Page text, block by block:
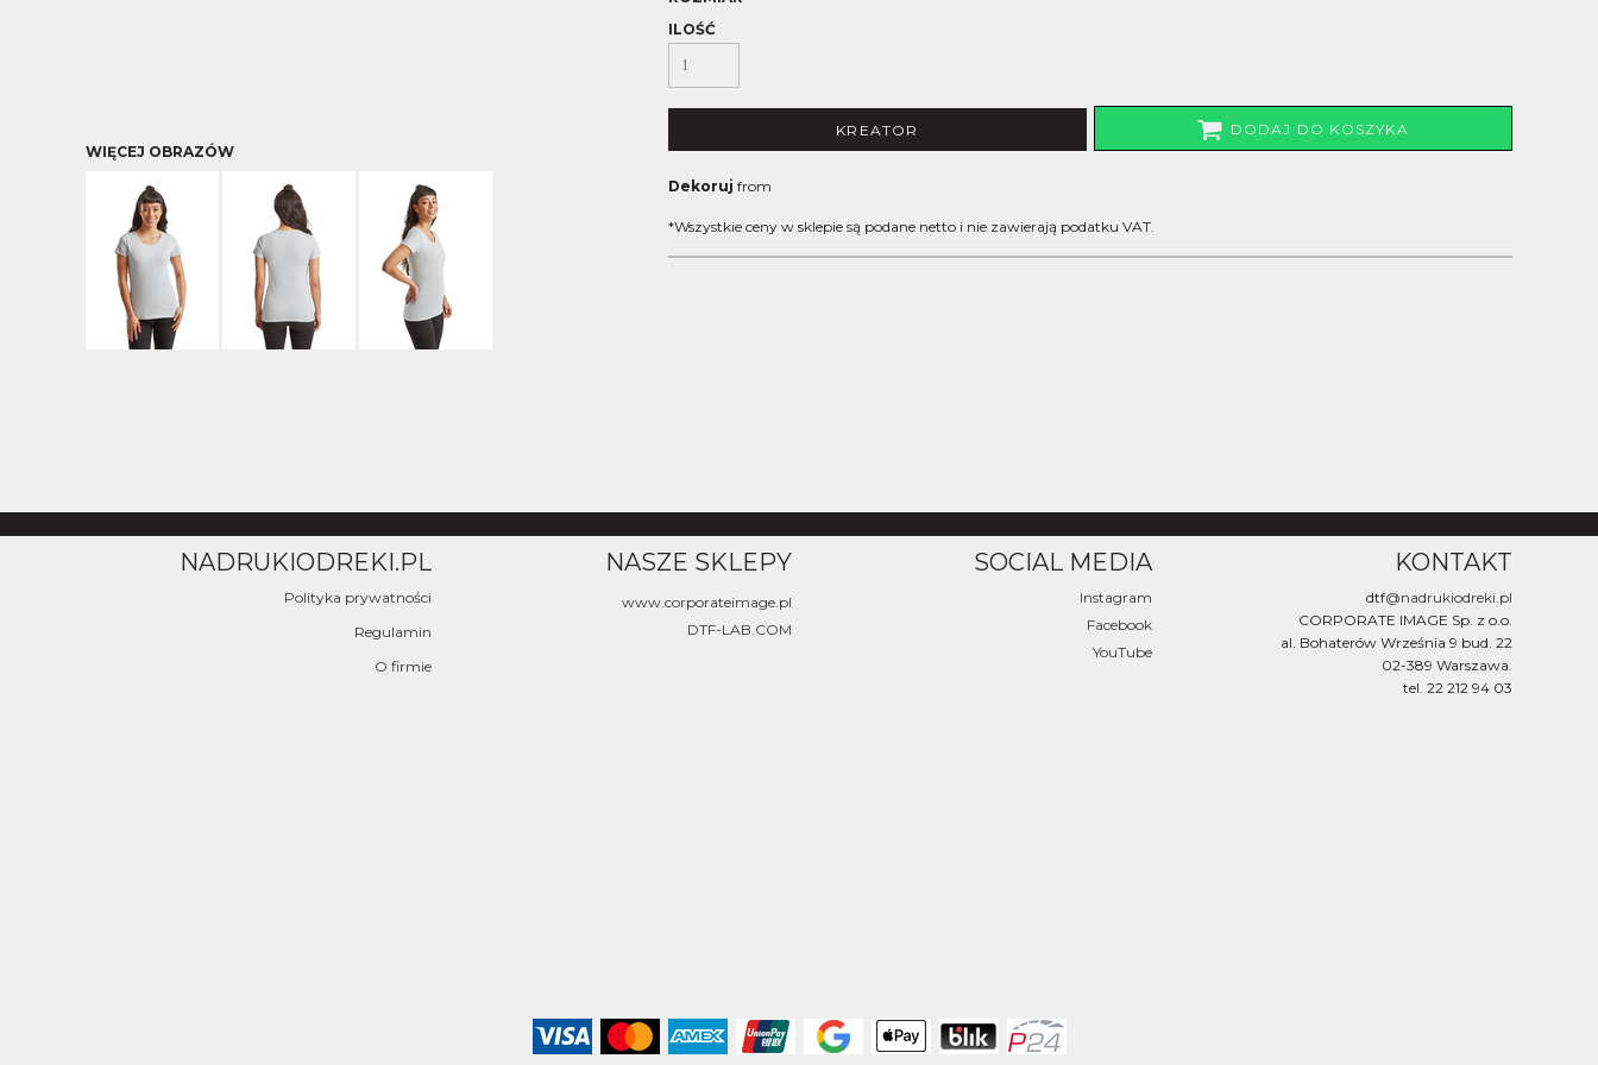
WIĘCEJ OBRAZÓW
ILOŚĆ
KREATOR DODAJ DO KOSZYKA
Dekoruj from
*Wszystkie ceny w sklepie są podane netto i nie zawierają podatku VAT.
NADRUKIODREKI.PL
Polityka prywatności
Regulamin
O firmie
NASZE SKLEPY
www.corporateimage.pl
DTF-LAB.COM
SOCIAL MEDIA
Instagram
Facebook
YouTube
KONTAKT
dtf@nadrukiodreki.pl
CORPORATE IMAGE Sp. z o.o.
al. Bohaterów Września 9 bud. 22
02-389 Warszawa.
tel. 22 212 94 03